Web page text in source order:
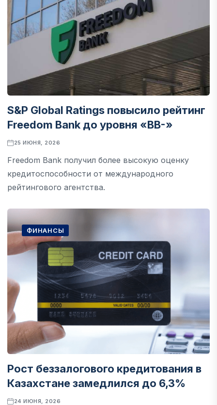
S&P Global Ratings повысило рейтинг
Freedom Bank до уровня «BB-»
25 ИЮНЯ, 2026
Freedom Bank получил более высокую оценку
кредитоспособности от международного
рейтингового агентства.
ФИНАНСЫ
Рост беззалогового кредитования в
Казахстане замедлился до 6,3%
24 ИЮНЯ, 2026